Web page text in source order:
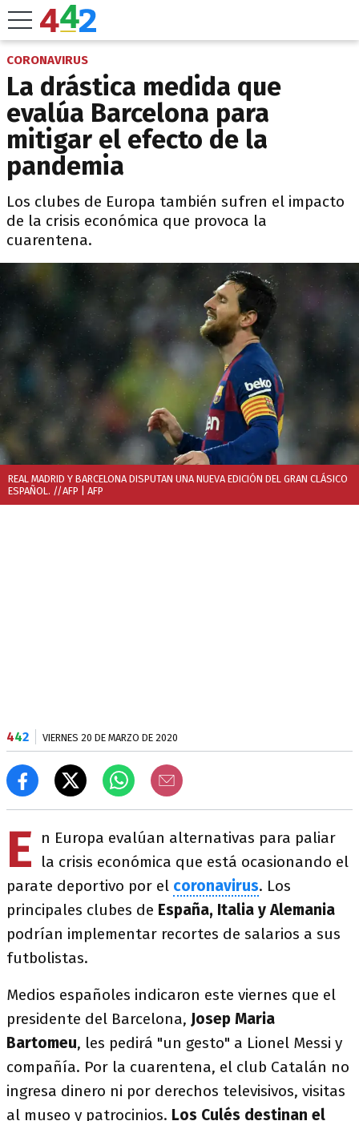
CORONAVIRUS
La drástica medida que
evalúa Barcelona para
mitigar el efecto de la
pandemia
Los clubes de Europa también sufren el impacto
de la crisis económica que provoca la
cuarentena.
REAL MADRID Y BARCELONA DISPUTAN UNA NUEVA EDICIÓN DEL GRAN CLÁSICO
ESPAÑOL. //AFP | AFP
442 VIERNES 20 DE MARZO DE 2020
E
n Europa evalúan alternativas para paliar
la crisis económica que está ocasionando el
parate deportivo por el coronavirus. Los
principales clubes de España, Italia y Alemania
podrían implementar recortes de salarios a sus
futbolistas.
Medios españoles indicaron este viernes que el
presidente del Barcelona, Josep Maria
Bartomeu, les pedirá "un gesto" a Lionel Messi y
compañía. Por la cuarentena, el club Catalán no
ingresa dinero ni por derechos televisivos, visitas
al museo y patrocinios. Los Culés destinan el